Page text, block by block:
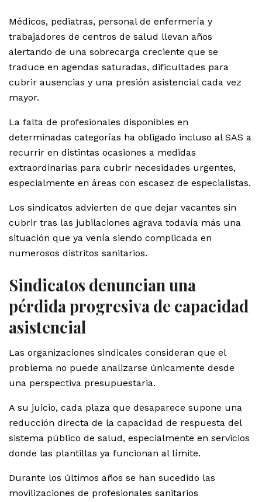
Médicos, pediatras, personal de enfermería y
trabajadores de centros de salud llevan años
alertando de una sobrecarga creciente que se
traduce en agendas saturadas, dificultades para
cubrir ausencias y una presión asistencial cada vez
mayor.
La falta de profesionales disponibles en
determinadas categorías ha obligado incluso al SAS a
recurrir en distintas ocasiones a medidas
extraordinarias para cubrir necesidades urgentes,
especialmente en áreas con escasez de especialistas.
Los sindicatos advierten de que dejar vacantes sin
cubrir tras las jubilaciones agrava todavía más una
situación que ya venía siendo complicada en
numerosos distritos sanitarios.
Sindicatos denuncian una
pérdida progresiva de capacidad
asistencial
Las organizaciones sindicales consideran que el
problema no puede analizarse únicamente desde
una perspectiva presupuestaria.
A su juicio, cada plaza que desaparece supone una
reducción directa de la capacidad de respuesta del
sistema público de salud, especialmente en servicios
donde las plantillas ya funcionan al límite.
Durante los últimos años se han sucedido las
movilizaciones de profesionales sanitarios